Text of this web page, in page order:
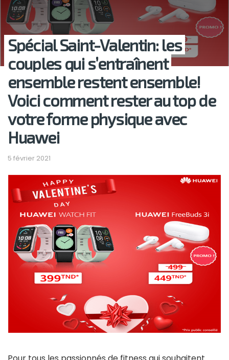
Spécial Saint-Valentin: les
couples qui s’entraînent
ensemble restent ensemble!
Voici comment rester au top de
votre forme physique avec
Huawei
5 février 2021